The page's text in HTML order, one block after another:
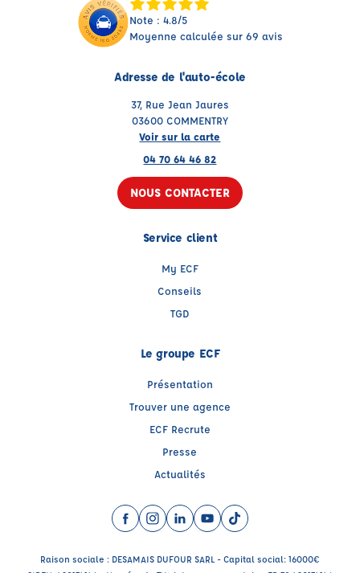
Note : 4.8/5
Moyenne calculée sur 69 avis
Adresse de l'auto-école
37, Rue Jean Jaures
03600 COMMENTRY
Voir sur la carte
04 70 64 46 82
NOUS CONTACTER
Service client
My ECF
Conseils
TGD
Le groupe ECF
Présentation
Trouver une agence
ECF Recrute
Presse
Actualités
Facebook (nouvelle fenêtre)
Instagram (nouvelle fenêtre)
LinkedIn (nouvelle fenêtre)
YouTube (nouvelle fenêtre)
TikTok (nouvelle
Raison sociale : DESAMAIS DUFOUR SARL - Capital social: 16000€